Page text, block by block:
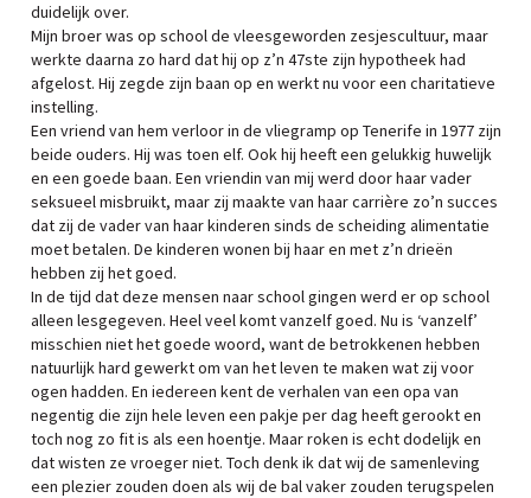
duidelijk over.
Mijn broer was op school de vleesgeworden zesjescultuur, maar
werkte daarna zo hard dat hij op z’n 47ste zijn hypotheek had
afgelost. Hij zegde zijn baan op en werkt nu voor een charitatieve
instelling.
Een vriend van hem verloor in de vliegramp op Tenerife in 1977 zijn
beide ouders. Hij was toen elf. Ook hij heeft een gelukkig huwelijk
en een goede baan. Een vriendin van mij werd door haar vader
seksueel misbruikt, maar zij maakte van haar carrière zo’n succes
dat zij de vader van haar kinderen sinds de scheiding alimentatie
moet betalen. De kinderen wonen bij haar en met z’n drieën
hebben zij het goed.
In de tijd dat deze mensen naar school gingen werd er op school
alleen lesgegeven. Heel veel komt vanzelf goed. Nu is ‘vanzelf’
misschien niet het goede woord, want de betrokkenen hebben
natuurlijk hard gewerkt om van het leven te maken wat zij voor
ogen hadden. En iedereen kent de verhalen van een opa van
negentig die zijn hele leven een pakje per dag heeft gerookt en
toch nog zo fit is als een hoentje. Maar roken is echt dodelijk en
dat wisten ze vroeger niet. Toch denk ik dat wij de samenleving
een plezier zouden doen als wij de bal vaker zouden terugspelen